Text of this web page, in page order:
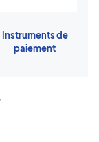
Instruments de
paiement